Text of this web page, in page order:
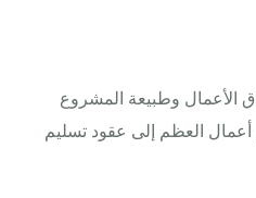
وطبيعة المشروع
إلى عقود تسليم